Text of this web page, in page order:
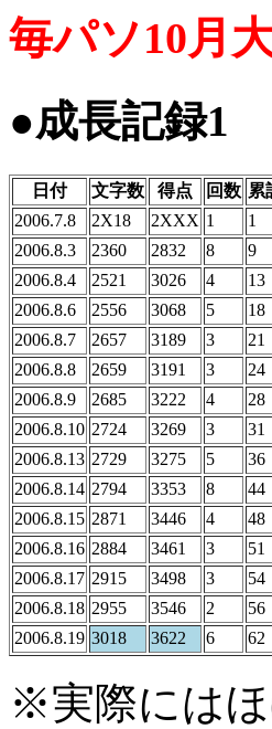
毎パソ10月
●成長記録1
日付 文字数 得点 回数 累
2006.7.8
2X18 2XXX 1 1
2006.8.3
2360 2832 8 9
2006.8.4
2521 3026 4 13
2006.8.6
2556 3068 5 18
2006.8.7
2657 3189 3 21
2006.8.8
2659 3191 3 24
2006.8.9
2685 3222 4 28
2006.8.10 2724 3269 3 31
2006.8.13 2729 3275 5 36
2006.8.14 2794 3353 8 44
2006.8.15 2871 3446 4 48
2006.8.16 2884 3461 3 51
2006.8.17 2915 3498 3 54
2006.8.18 2955 3546 2 56
2006.8.19 3018 3622 6 62
※実際には